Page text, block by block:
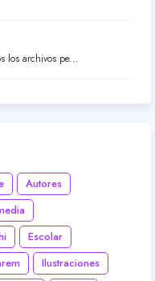
los archivos pe...
Autores
Escolar
Ilustraciones